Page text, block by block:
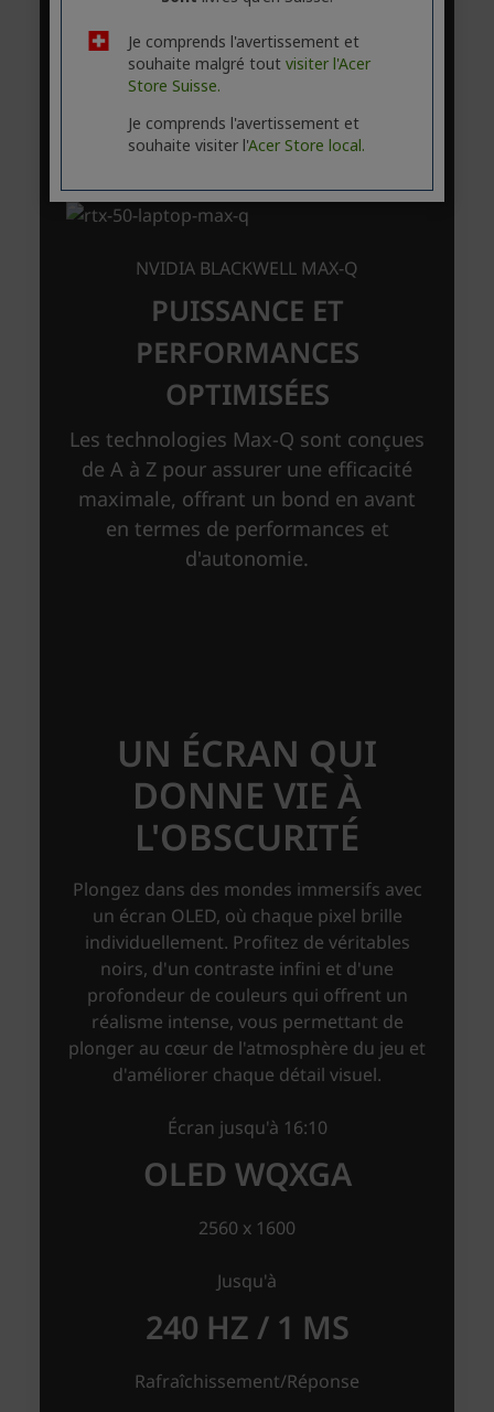
Je comprends l'avertissement et
souhaite malgré tout visiter l'Acer
Store Suisse.
Je comprends l'avertissement et
souhaite visiter l'Acer Store local.